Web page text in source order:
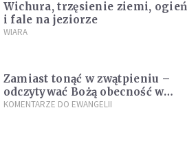
Wichura, trzęsienie ziemi, ogień
i fale na jeziorze
WIARA
Zamiast tonąć w zwątpieniu –
odczytywać Bożą obecność w
burzach codziennego życia
KOMENTARZE DO EWANGELII